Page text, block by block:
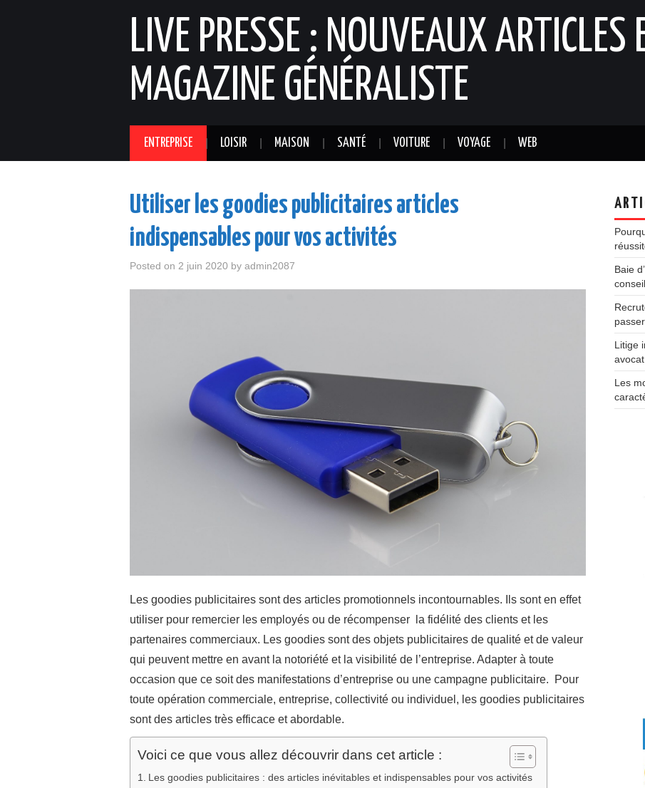
LIVE PRESSE : NOUVEAUX ARTICLES
MAGAZINE GÉNÉRALISTE
ENTREPRISE LOISIR MAISON SANTÉ VOITURE VOYAGE WEB
Utiliser les goodies publicitaires articles
indispensables pour vos activités
Posted on 2 juin 2020 by admin2087
Les goodies publicitaires sont des articles promotionnels incontournables. Ils sont en effet
utiliser pour remercier les employés ou de récompenser la fidélité des clients et les
partenaires commerciaux. Les goodies sont des objets publicitaires de qualité et de valeur
qui peuvent mettre en avant la notoriété et la visibilité de l’entreprise. Adapter à toute
occasion que ce soit des manifestations d’entreprise ou une campagne publicitaire. Pour
toute opération commerciale, entreprise, collectivité ou individuel, les goodies publicitaires
sont des articles très efficace et abordable.
Voici ce que vous allez découvrir dans cet article :
Les goodies publicitaires : des articles inévitables et indispensables pour vos activités
Baie
Litige
Les